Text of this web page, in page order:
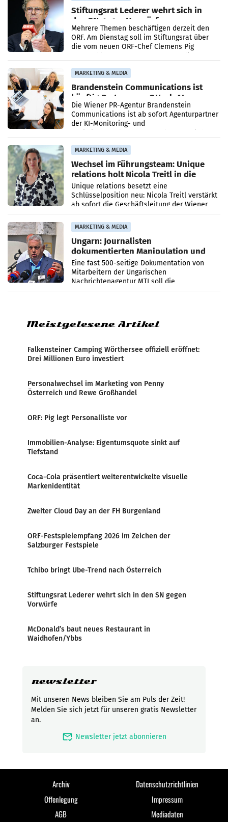
Stiftungsrat Lederer wehrt sich in
den SN gegen Vorwürfe
Mehrere Themen beschäftigen derzeit den
ORF. Am Dienstag soll im Stiftungsrat über
die vom neuen ORF-Chef Clemens Pig
MARKETING & MEDIA
Brandenstein Communications ist
künftig Partner von OtterlyAI
Die Wiener PR-Agentur Brandenstein
Communications ist ab sofort Agenturpartner
der KI-Monitoring- und
MARKETING & MEDIA
Wechsel im Führungsteam: Unique
relations holt Nicola Treitl in die
Geschäftsleitung
Unique relations besetzt eine
Schlüsselposition neu: Nicola Treitl verstärkt
ab sofort die Geschäftsleitung der Wiener
PR-Agentur an der Seite von Josef Kalina und
Anna Kalina-Mahr.
MARKETING & MEDIA
Ungarn: Journalisten
dokumentierten Manipulation und
Zensur
Eine fast 500-seitige Dokumentation von
Mitarbeitern der Ungarischen
Nachrichtenagentur MTI soll die
systematische Nachrichten-Manipulation und
Meistgelesene Artikel
Falkensteiner Camping Wörthersee offiziell eröffnet:
Drei Millionen Euro investiert
Personalwechsel im Marketing von Penny
Österreich und Rewe Großhandel
ORF: Pig legt Personalliste vor
Immobilien-Analyse: Eigentumsquote sinkt auf
Tiefstand
Coca-Cola präsentiert weiterentwickelte visuelle
Markenidentität
Zweiter Cloud Day an der FH Burgenland
ORF-Festspielempfang 2026 im Zeichen der
Salzburger Festspiele
Tchibo bringt Ube-Trend nach Österreich
Stiftungsrat Lederer wehrt sich in den SN gegen
Vorwürfe
McDonald’s baut neues Restaurant in
Waidhofen/Ybbs
newsletter
Mit unseren News bleiben Sie am Puls der Zeit!
Melden Sie sich jetzt für unseren gratis Newsletter
an.
mark_email_read Newsletter jetzt abonnieren
Archiv
Datenschutzrichtlinien
Offenlegung
Impressum
AGB
Mediadaten